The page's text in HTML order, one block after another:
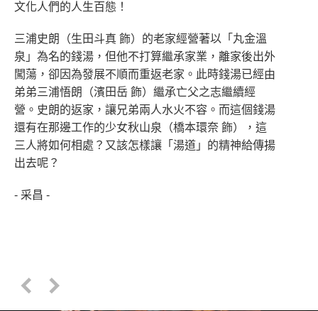
文化人們的人生百態！
三浦史朗（生田斗真 飾）的老家經營著以「丸金溫
泉」為名的錢湯，但他不打算繼承家業，離家後出外
闖蕩，卻因為發展不順而重返老家。此時錢湯已經由
弟弟三浦悟朗（濱田岳 飾）繼承亡父之志繼續經
營。史朗的返家，讓兄弟兩人水火不容。而這個錢湯
還有在那邊工作的少女秋山泉（橋本環奈 飾），這
三人將如何相處？又該怎樣讓「湯道」的精神給傳揚
出去呢？
- 采昌 -